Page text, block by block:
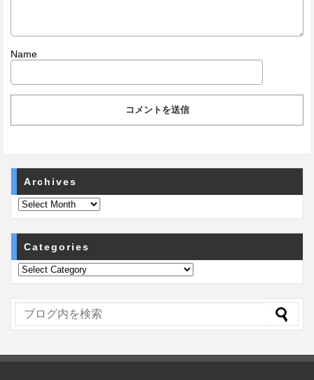
Name
Archives
Categories